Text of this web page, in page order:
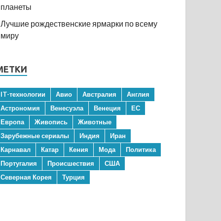
планеты
Лучшие рождественские ярмарки по всему
миру
IT-технологии Авио Австралия
Англия
Астрономия
Венесуэла Венеция
ЕС
Европа
Живопись
Животные
Зарубежные сериалы
Индия
Иран
Карнавал
Катар Кения Мода
Политика
Португалия
Происшествия
США
Северная Корея
Турция